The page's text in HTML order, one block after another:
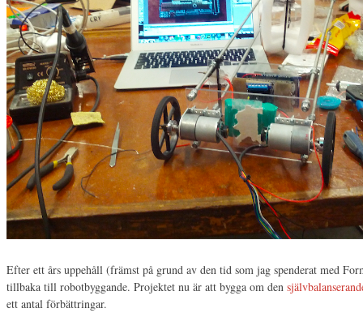
Efter ett års uppehåll (främst på grund av den tid som jag spenderat med
tillbaka till robotbyggande. Projektet nu är att bygga om den
ett antal förbättringar.